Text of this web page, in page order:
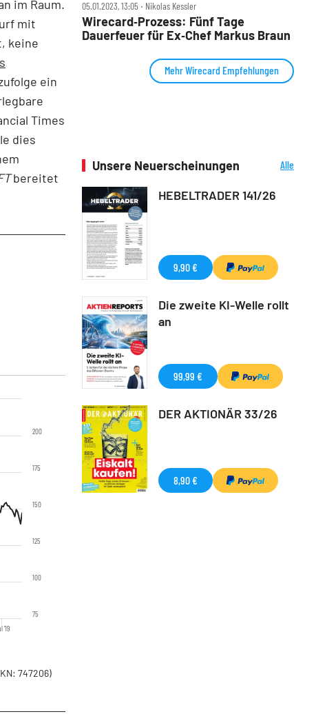
im Raum.
mit
keine
ein
Times
dies
bereitet
'19
75
100
125
150
175
200
747206)
05.01.2023, 13:05 ‧ Nikolas Kessler
Wirecard‑Prozess: Fünf Tage
Dauerfeuer für Ex‑Chef Markus Braun
Mehr Wirecard Empfehlungen
Unsere Neuerscheinungen
Alle
HEBELTRADER 141/26
9,90 €
Die zweite KI-Welle rollt
an
99,99 €
DER AKTIONÄR 33/26
8,90 €